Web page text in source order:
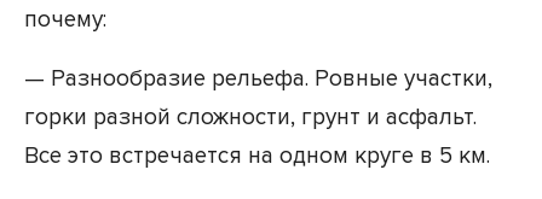
почему:
— Разнообразие рельефа. Ровные участки,
горки разной сложности, грунт и асфальт.
Все это встречается на одном круге в 5 км.